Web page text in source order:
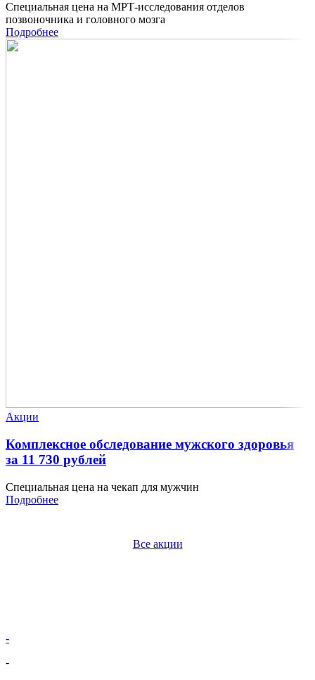
Специальная цена на МРТ-исследования отделов
позвоночника и головного мозга
Подробнее
Акции
Комплексное обследование мужского здоровья
за 11 730 рублей
Специальная цена на чекап для мужчин
Подробнее
Все акции
-
-